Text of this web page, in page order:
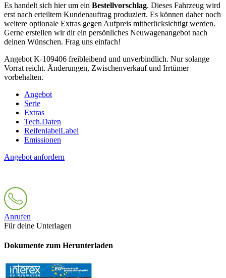
Es handelt sich hier um ein Bestellvorschlag. Dieses Fahrzeug wird
erst nach erteiltem Kundenauftrag produziert. Es können daher noch
weitere optionale Extras gegen Aufpreis mitberücksichtigt werden.
Gerne erstellen wir dir ein persönliches Neuwagenangebot nach
deinen Wünschen. Frag uns einfach!
Angebot K-109406 freibleibend und unverbindlich. Nur solange
Vorrat reicht. Änderungen, Zwischenverkauf und Irrtümer
vorbehalten.
Angebot
Serie
Extras
Tech.Daten
ReifenlabelLabel
Emissionen
Angebot anfordern
Anrufen
Für deine Unterlagen
Dokumente zum Herunterladen